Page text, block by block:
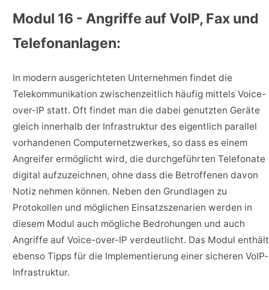
Modul 16 - Angriffe auf VoIP, Fax und
Telefonanlagen:
In modern ausgerichteten Unternehmen findet die
Telekommunikation zwischenzeitlich häufig mittels Voice-
over-IP statt. Oft findet man die dabei genutzten Geräte
gleich innerhalb der Infrastruktur des eigentlich parallel
vorhandenen Computernetzwerkes, so dass es einem
Angreifer ermöglicht wird, die durchgeführten Telefonate
digital aufzuzeichnen, ohne dass die Betroffenen davon
Notiz nehmen können. Neben den Grundlagen zu
Protokollen und möglichen Einsatzszenarien werden in
diesem Modul auch mögliche Bedrohungen und auch
Angriffe auf Voice-over-IP verdeutlicht. Das Modul enthält
ebenso Tipps für die Implementierung einer sicheren VoIP‐
Infrastruktur.